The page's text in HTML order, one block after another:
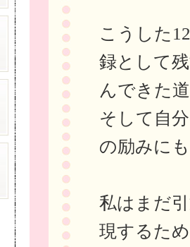
こうした
録として
んできた
そして自
の励みに
私はまだ
現するた